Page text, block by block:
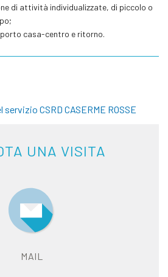
di attività individualizzate, di piccolo o
casa-centro e ritorno.
servizio CSRD CASERME ROSSE
UNA VISITA
MAIL